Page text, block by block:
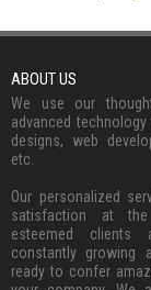
ABOUT US
We use our
advanced
designs, web
etc.
Our personalized
satisfaction at
esteemed clients
constantly growing
ready to confer